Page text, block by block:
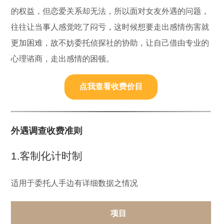
的权益，但恋爱关系却无法，所以面对女友外遇的问题，
往往让当事人感觉吃了闷亏，这时候想要走出感情伤害就
更加困难，故不妨委托侦探社的协助，让自己借由专业的
心理谘商，走出感情的困顿。
点我查看收费价目
外遇调查收费准则
1.客制化计时制
适用于委托人手边有详细数据之情况
项目